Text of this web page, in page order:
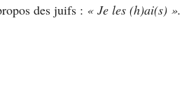
des juifs : « Je les (h)ai(s) ».